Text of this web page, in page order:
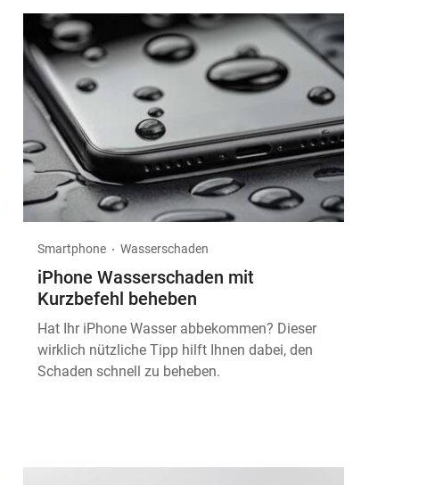
Smartphone Wasserschaden
iPhone Wasserschaden mit
Kurzbefehl beheben
Hat Ihr iPhone Wasser abbekommen? Dieser
wirklich nützliche Tipp hilft Ihnen dabei, den
Schaden schnell zu beheben.